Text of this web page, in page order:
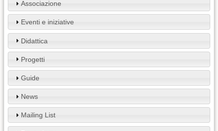
Associazione
Eventi e iniziative
Didattica
Progetti
Guide
News
Mailing List